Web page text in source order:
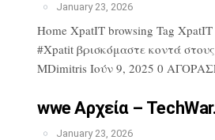
January 23, 2026
Home XpatIT browsing Tag
#Xpatit βρισκόμαστε κοντά
MDimitris Ιούν 9, 2025 0
wwe Αρχεία –
January 23, 2026